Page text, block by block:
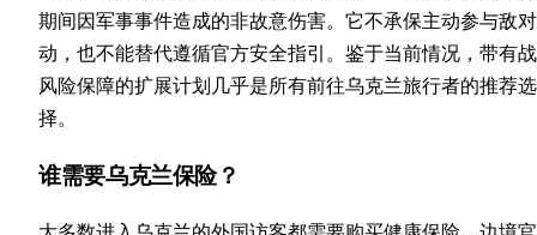
期间因军事事件造成的非故意伤害。它不承保主动参与敌
动，也不能替代遵循官方安全指引。鉴于当前情况，带有
风险保障的扩展计划几乎是所有前往乌克兰旅行者的推荐选
择。
谁需要乌克兰保险？